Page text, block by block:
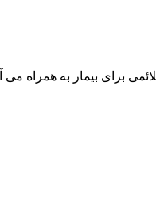
برای بیمار به همراه می